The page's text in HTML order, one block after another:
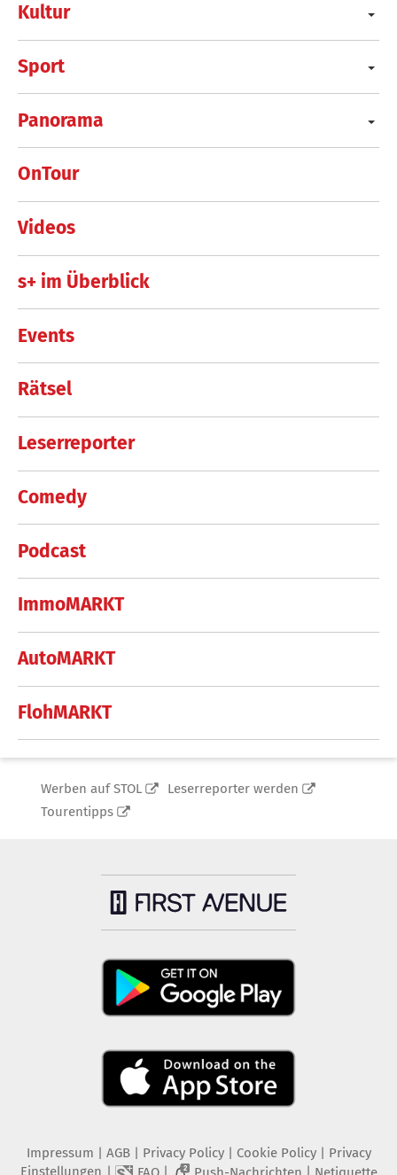
Kultur
Sport
Panorama
OnTour
Videos
s+ im Überblick
Events
Rätsel
Leserreporter
Comedy
Podcast
ImmoMARKT
AutoMARKT
FlohMARKT
Werben auf STOL
Leserreporter werden
Tourentipps
Impressum AGB Privacy Policy| Cookie Policy| Privacy
Einstellungen
| 2